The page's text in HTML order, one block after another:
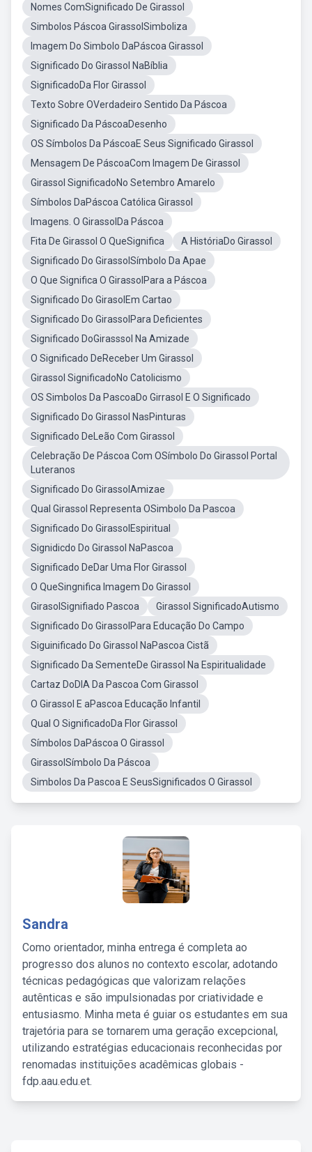
Nomes ComSignificado De Girassol
Simbolos Páscoa GirassolSimboliza
Imagem Do Simbolo DaPáscoa Girassol
Significado Do Girassol NaBíblia
SignificadoDa Flor Girassol
Texto Sobre OVerdadeiro Sentido Da Páscoa
Significado Da PáscoaDesenho
OS Símbolos Da PáscoaE Seus Significado Girassol
Mensagem De PáscoaCom Imagem De Girassol
Girassol SignificadoNo Setembro Amarelo
Símbolos DaPáscoa Católica Girassol
Imagens. O GirassolDa Páscoa
Fita De Girassol O QueSignifica
A HistóriaDo Girassol
Significado Do GirassolSímbolo Da Apae
O Que Significa O GirassolPara a Páscoa
Significado Do GirasolEm Cartao
Significado Do GirassolPara Deficientes
Significado DoGirasssol Na Amizade
O Significado DeReceber Um Girassol
Girassol SignificadoNo Catolicismo
OS Simbolos Da PascoaDo Girrasol E O Significado
Significado Do Girassol NasPinturas
Significado DeLeão Com Girassol
Celebração De Páscoa Com OSímbolo Do Girassol Portal
Luteranos
Significado Do GirassolAmizae
Qual Girassol Representa OSimbolo Da Pascoa
Significado Do GirassolEspiritual
Signidicdo Do Girassol NaPascoa
Significado DeDar Uma Flor Girassol
O QueSingnifica Imagem Do Girassol
GirasolSignifiado Pascoa
Girassol SignificadoAutismo
Significado Do GirassolPara Educação Do Campo
Siguinificado Do Girassol NaPascoa Cistã
Significado Da SementeDe Girassol Na Espiritualidade
Cartaz DoDIA Da Pascoa Com Girassol
O Girassol E aPascoa Educação Infantil
Qual O SignificadoDa Flor Girassol
Símbolos DaPáscoa O Girassol
GirassolSímbolo Da Páscoa
Simbolos Da Pascoa E SeusSignificados O Girassol
Sandra
Como orientador, minha entrega é completa ao
progresso dos alunos no contexto escolar, adotando
técnicas pedagógicas que valorizam relações
autênticas e são impulsionadas por criatividade e
entusiasmo. Minha meta é guiar os estudantes em sua
trajetória para se tornarem uma geração excepcional,
utilizando estratégias educacionais reconhecidas por
renomadas instituições acadêmicas globais -
fdp.aau.edu.et.